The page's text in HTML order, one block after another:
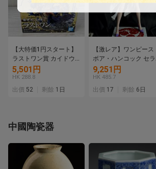
【大特価1円スタート】
ラストワン賞 カイドウ -
魂豪示像- メタリックカ
ラーver. 一番くじ ワンピ
ース EX 龍と袂を連ねし
5,501円
HK 288.8
出價 52 剩餘 1日
【激レア】ワンピース
ボア・ハンコック セラ
フィムVer. 1/4 GK ガレ
ージキット フィギュア
樹脂スタチュー 龍×POP
9,251円
HK 485.7
出價 17 剩餘 6日
中國陶瓷器